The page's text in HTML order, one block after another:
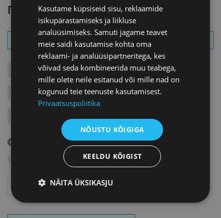
ПОИСК СОБЫТИЯ
КОНТАКТЫ СОБЫТИЯ СОБЫТИЯ ДЛЯ ЧЛЕНОВ
ЯРМАРКИ ВАРИА
Предстоящие события
Поиск в архиве
Месяц
Kasutame küpsiseid sisu, reklaamide
isikupärastamiseks ja liikluse
analüüsimiseks. Samuti jagame teavet
meie saidi kasutamise kohta oma
reklaami- ja analüüsipartneritega, kes
võivad seda kombineerida muu teabega,
mille olete neile esitanud või mille nad on
kogunud teie teenuste kasutamisest.
Privaatsuspoliitika
NÕUSTU KÕIGIGA
KEELDU KÕIGIST
NÄITA ÜKSIKASJU